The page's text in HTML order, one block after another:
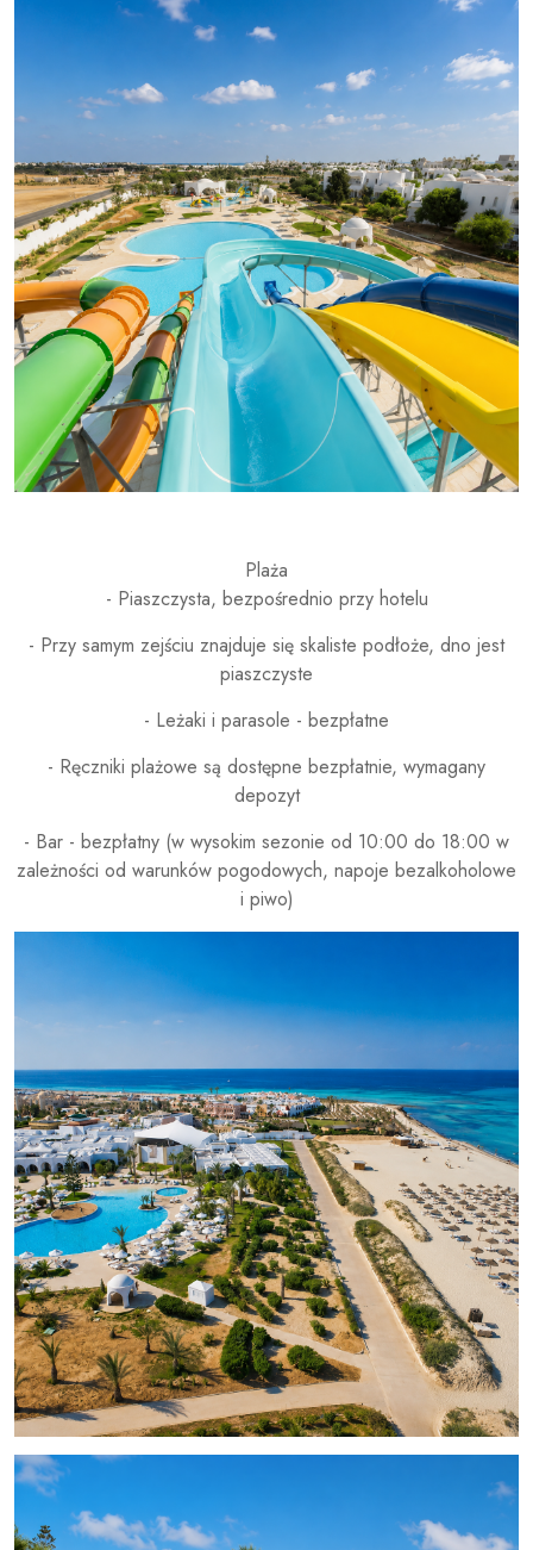
Plaża
- Piaszczysta, bezpośrednio przy hotelu
- Przy samym zejściu znajduje się skaliste podłoże, dno jest
piaszczyste
- Leżaki i parasole - bezpłatne
- Ręczniki plażowe są dostępne bezpłatnie, wymagany
depozyt
- Bar - bezpłatny (w wysokim sezonie od 10:00 do 18:00 w
zależności od warunków pogodowych, napoje bezalkoholowe
i piwo)